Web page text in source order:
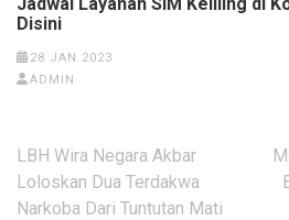
Disini
28 JAN 2023
ADMIN
Navigasi
pos
LBH Wira Negara Akbar
Loloskan Dua Terdakwa
Narkoba Dari Tuntutan Mati